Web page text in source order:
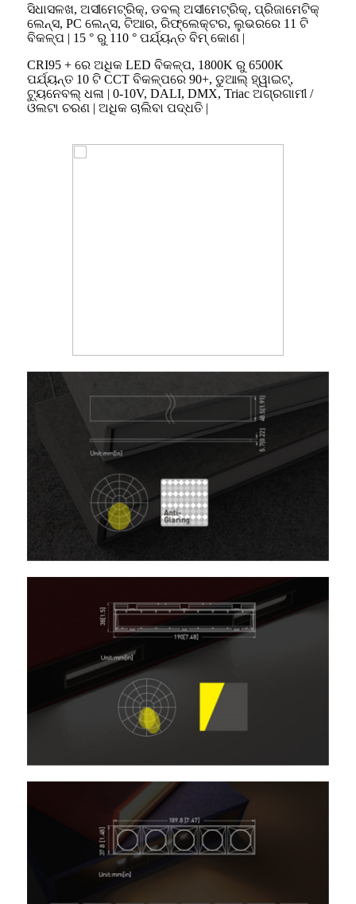
ସିଧାସଳଖ, ଅସୀମେଟ୍ରିକ୍, ଡବଲ୍ ଅସୀମେଟ୍ରିକ୍, ପ୍ରିଜାମେଟିକ୍
ଲେନ୍ସ, PC ଲେନ୍ସ, ଟିଆର, ରିଫ୍ଲେକ୍ଟର, ଲୁଭରରେ 11 ଟି
ବିକଳ୍ପ | 15 ° ରୁ 110 ° ପର୍ଯ୍ୟନ୍ତ ବିମ୍ କୋଣ |
CRI95 + ରେ ଅଧିକ LED ବିକଳ୍ପ, 1800K ରୁ 6500K
ପର୍ଯ୍ୟନ୍ତ 10 ଟି CCT ବିକଳ୍ପରେ 90+, ଡୁଆଲ୍ ହ୍ୱାଇଟ୍,
ଟ୍ୟୁନେବଲ୍ ଧଳା | 0-10V, DALI, DMX, Triac ଅଗ୍ରଗାମୀ /
ଓଲଟା ଚରଣ | ଅଧିକ ଚାଲିବା ପଦ୍ଧତି |